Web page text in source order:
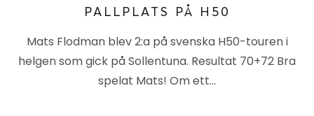
PALLPLATS PÅ H50
Mats Flodman blev 2:a på svenska H50-touren i
helgen som gick på Sollentuna. Resultat 70+72 Bra
spelat Mats! Om ett…